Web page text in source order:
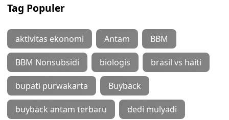
Tag Populer
aktivitas ekonomi Antam BBM
BBM Nonsubsidi biologis brasil vs haiti
bupati purwakarta Buyback
buyback antam terbaru dedi mulyadi